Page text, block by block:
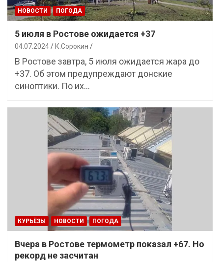
НОВОСТИ ПОГОДА
5 июля в Ростове ожидается +37
04.07.2024 К.Сорокин
В Ростове завтра, 5 июля ожидается жара до
+37. Об этом предупреждают донские
синоптики. По их…
КУРЬЁЗЫ НОВОСТИ ПОГОДА
Вчера в Ростове термометр показал +67. Но
рекорд не засчитан